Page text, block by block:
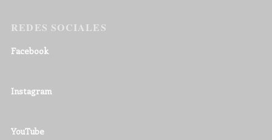
REDES SOCIALES
Facebook
Instagram
YouTube